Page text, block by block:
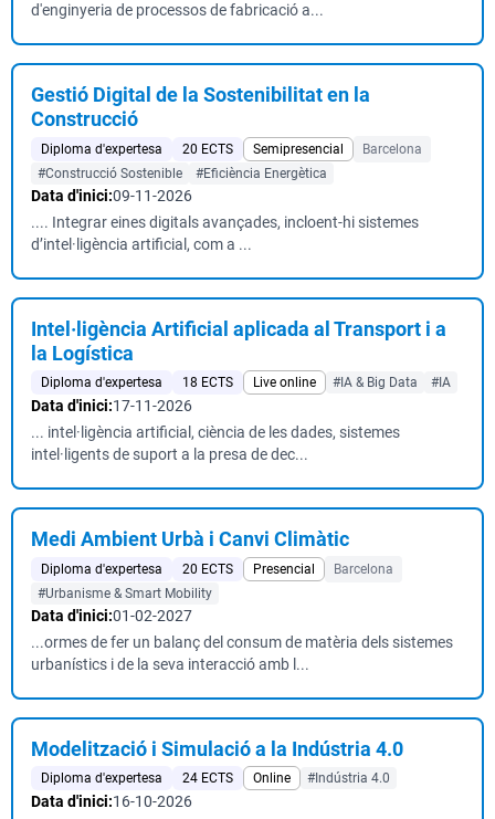
d'enginyeria de processos de fabricació a...
Gestió Digital de la Sostenibilitat en la
Construcció
Diploma d'expertesa 20 ECTS Semipresencial
Barcelona
#Construcció Sostenible
#Eficiència Energètica
Data d'inici:09-11-2026
.... Integrar eines digitals avançades, incloent-hi sistemes
d’intel·ligència artificial, com a ...
Intel·ligència Artificial aplicada al Transport i a
la Logística
Diploma d'expertesa 18 ECTS Live online #IA & Big Data #IA
Data d'inici:17-11-2026
... intel·ligència artificial, ciència de les dades, sistemes
intel·ligents de suport a la presa de dec...
Medi Ambient Urbà i Canvi Climàtic
Diploma d'expertesa 20 ECTS Presencial
Barcelona
#Urbanisme & Smart Mobility
Data d'inici:01-02-2027
...ormes de fer un balanç del consum de matèria dels sistemes
urbanístics i de la seva interacció amb l...
Modelització i Simulació a la Indústria 4.0
Diploma d'expertesa 24 ECTS Online #Indústria 4.0
Data d'inici:16-10-2026